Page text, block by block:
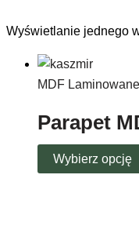
Wyświetlanie jednego
MDF Laminowane
Parapet
Wybierz opcję